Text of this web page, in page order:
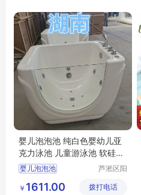
婴儿泡泡池 纯白色婴幼儿亚
克力泳池 儿童游泳池 软硅胶
澡盆
婴儿泡泡池
儿童游泳池
芦淞区阳
童游泳馆
￥ 1611.00 拨打电话